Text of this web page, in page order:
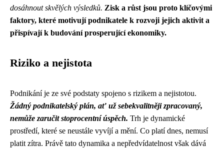
dosáhnout skvělých výsledků. Zisk a růst jsou proto klíčovými
faktory, které motivují podnikatele k rozvoji jejich aktivit a
přispívají k budování prosperující ekonomiky.
Riziko a nejistota
Podnikání je ze své podstaty spojeno s rizikem a nejistotou.
Žádný podnikatelský plán, ať už sebekvalitněji zpracovaný,
nemůže zaručit stoprocentní úspěch. Trh je dynamické
prostředí, které se neustále vyvíjí a mění. Co platí dnes, nemusí
platit zítra. Právě tato dynamika a nepředvídatelnost však dává